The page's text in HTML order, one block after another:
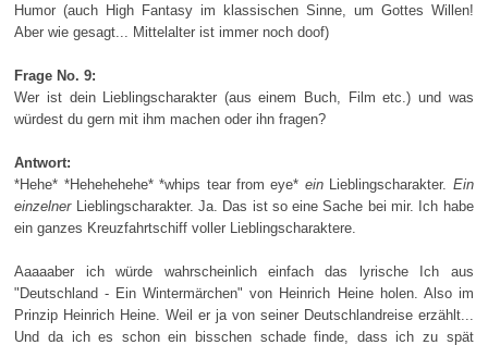
Humor (auch High Fantasy im klassischen Sinne, um Gottes Willen!
Aber wie gesagt... Mittelalter ist immer noch doof)
Frage No. 9:
Wer ist dein Lieblingscharakter (aus einem Buch, Film etc.) und was
würdest du gern mit ihm machen oder ihn fragen?
Antwort:
*Hehe* *Hehehehehe* *whips tear from eye* einLieblingscharakter. Ein
einzelner
Lieblingscharakter. Ja. Das ist so eine Sache bei mir. Ich habe
ein ganzes Kreuzfahrtschiff voller Lieblingscharaktere.
Aaaaaber ich würde wahrscheinlich einfach das lyrische Ich aus
"Deutschland - Ein Wintermärchen" von Heinrich Heine holen. Also im
Prinzip Heinrich Heine. Weil er ja von seiner Deutschlandreise erzählt...
Und da ich es schon ein bisschen schade finde, dass ich zu spät